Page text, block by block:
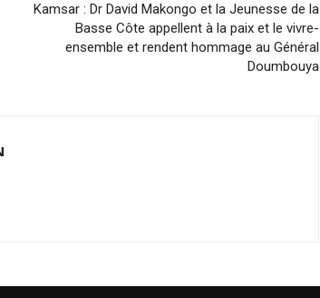
Kamsar : Dr David Makongo et la Jeunesse de la
Basse Côte appellent à la paix et le vivre-
ensemble et rendent hommage au Général
Doumbouya